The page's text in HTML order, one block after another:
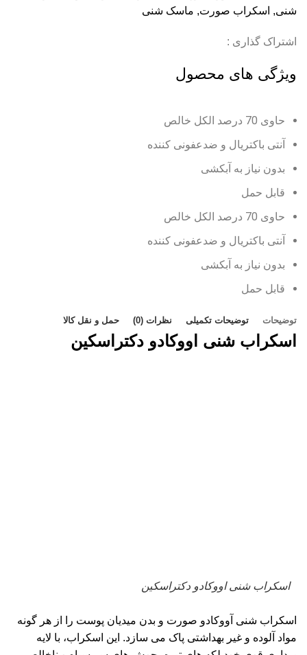
شنی, اسکراب صورت, ماسک شنی
اشتراک گذاری :
ویژگی های محصول
حاوی 70 درصد الکل خالص
آنتی باکتریال و ضدعفونی کننده
بدون نیاز به آبکشی
قابل حمل
حاوی 70 درصد الکل خالص
آنتی باکتریال و ضدعفونی کننده
بدون نیاز به آبکشی
قابل حمل
توضیحات توضیحات تکمیلی نظرات (0) حمل و نقل کالا
اسکراب شنی اووکادو دکتراسکین
اسکراب شنی اووکادو دکتراسکین
اسکراب شنی آووکادو صورت و بدن میدیان پوست را از هر گونه
مواد آلوده و غیر بهداشتی پاک می سازد. این اسکراب، با لایه